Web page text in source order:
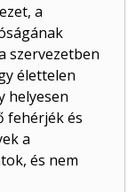
a
szervezetben
élettelen
helyesen
fehérjék és
a
és nem